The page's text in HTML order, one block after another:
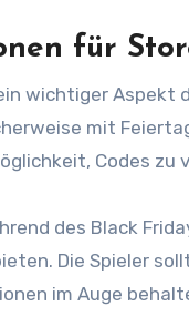
für
wichtiger Aspekt
mit
Codes zu
des Black
Die Spieler
im Auge